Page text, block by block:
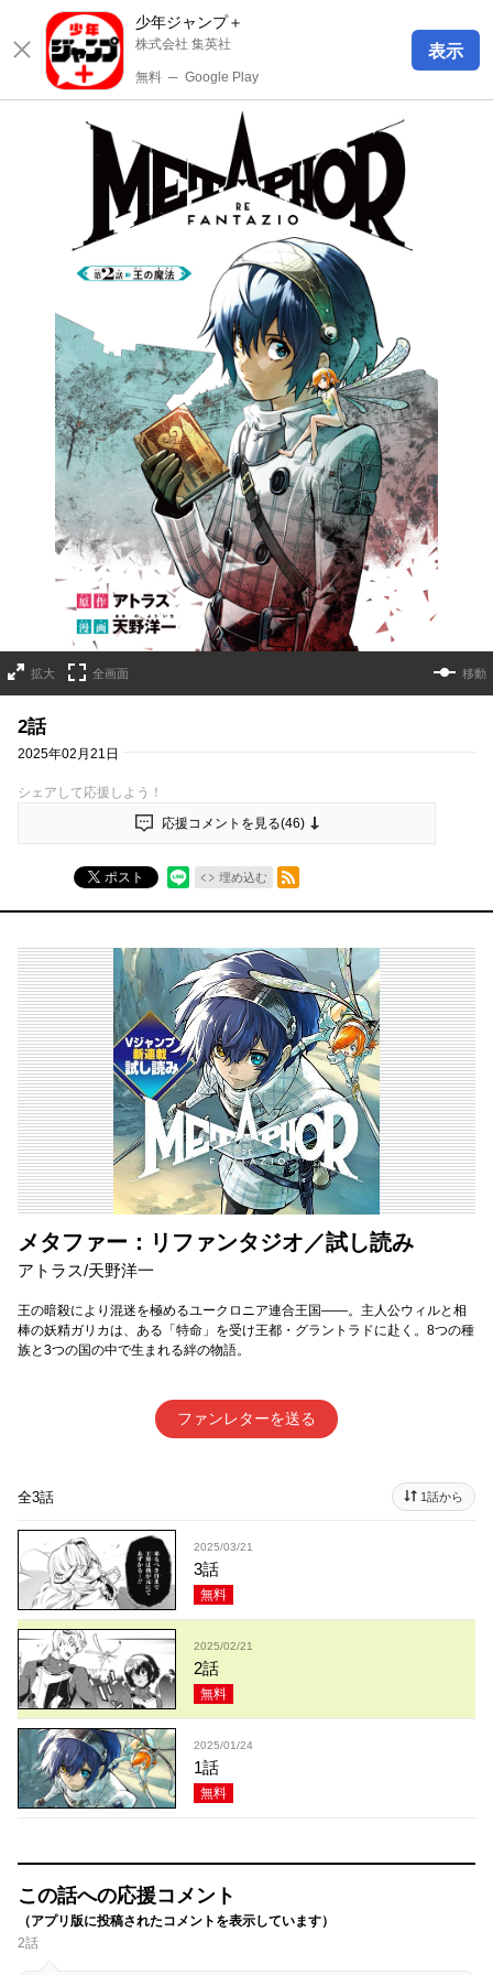
少年ジャンプ＋
株式会社 集英社
無料 ─ Google Play
表示
拡大 全画面 移動
2話
2025年02月21日
シェアして応援しよう！
応援コメントを見る(46)
ポスト 埋め込む
RSSフィード
メタファー：リファンタジオ／試し読み
アトラス/天野洋一
王の暗殺により混迷を極めるユークロニア連合王国――。主人公ウィルと相
棒の妖精ガリカは、ある「特命」を受け王都・グラントラドに赴く。8つの種
族と3つの国の中で生まれる絆の物語。
ファンレターを送る
全3話 1話から
2025/03/21
3話
無料
2025/02/21
2話
無料
2025/01/24
1話
無料
この話への応援コメント
（アプリ版に投稿されたコメントを表示しています）
2話